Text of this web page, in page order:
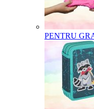
PENTRU